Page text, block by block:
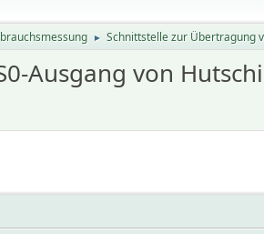
► Schnittstelle zur Übertragung
Ausgang von